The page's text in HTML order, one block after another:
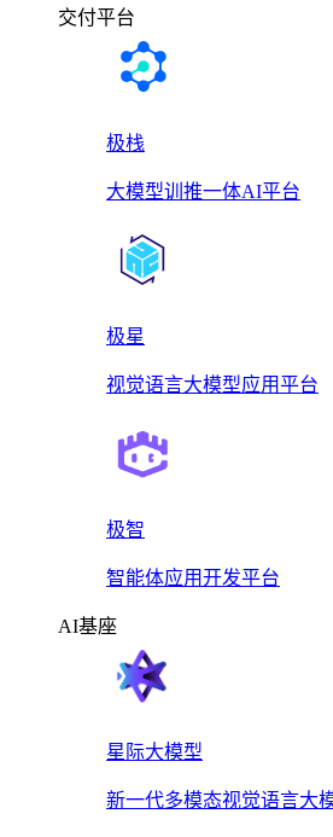
交付平台
极栈
大模型训推一体AI平台
极星
视觉语言大模型应用平台
极智
智能体应用开发平台
AI基座
星际大模型
新一代多模态视觉语言大